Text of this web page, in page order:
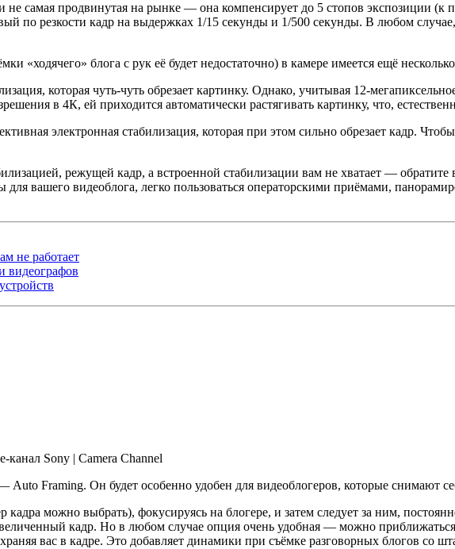
не самая продвинутая на рынке — она компенсирует до 5 стопов экспозиции (к
по резкости кадр на выдержках 1/15 секунды и 1/500 секунды. В любом
«ходячего» блога с рук её будет недостаточно) в камере имеется ещё
которая чуть-чуть обрезает картинку. Однако, учитывая 12-
в 4К, ей приходится автоматически растягивать картинку, что,
электронная стабилизация, которая при этом сильно обрезает кадр.
режущей кадр, а встроенной стабилизации вам не хватает — обратите
вашего видеоблога, легко пользоваться операторскими приёмами,
не работает
видеографов
Sony | Camera Channel
Framing. Он будет особенно удобен для видеоблогеров, которые снимают
кадра можно выбрать), фокусируясь на блогере, и затем следует за ним,
кадр. Но в любом случае опция очень удобная — можно приближаться
вас в кадре. Это добавляет динамики при съёмке разговорных блогов со